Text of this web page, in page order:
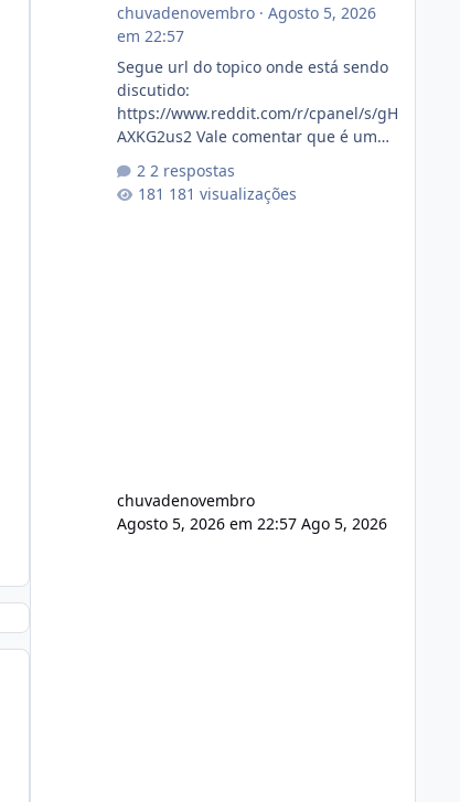
chuvadenovembro· Agosto 5, 2026
em 22:57
Segue url do topico onde está sendo
discutido:
https://www.reddit.com/r/cpanel/s/gH
AXKG2us2 Vale comentar que é um
pegada no da.
2 respostas
181 visualizações
chuvadenovembro
Agosto 5, 2026 em 22:57 Ago 5, 2026